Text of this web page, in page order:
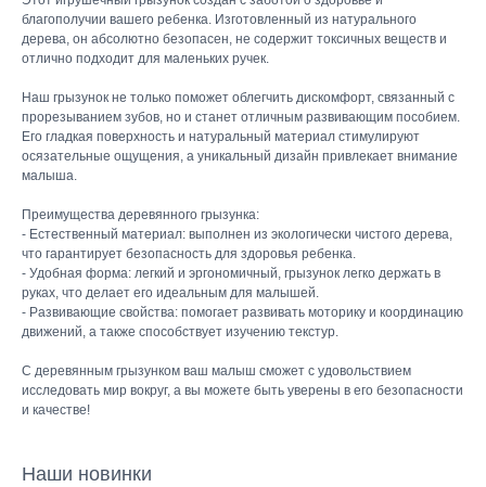
благополучии вашего ребенка. Изготовленный из натурального
дерева, он абсолютно безопасен, не содержит токсичных веществ и
отлично подходит для маленьких ручек.
Наш грызунок не только поможет облегчить дискомфорт, связанный с
прорезыванием зубов, но и станет отличным развивающим пособием.
Его гладкая поверхность и натуральный материал стимулируют
осязательные ощущения, а уникальный дизайн привлекает внимание
малыша.
Преимущества деревянного грызунка:
- Естественный материал: выполнен из экологически чистого дерева,
что гарантирует безопасность для здоровья ребенка.
- Удобная форма: легкий и эргономичный, грызунок легко держать в
руках, что делает его идеальным для малышей.
- Развивающие свойства: помогает развивать моторику и координацию
движений, а также способствует изучению текстур.
С деревянным грызунком ваш малыш сможет с удовольствием
исследовать мир вокруг, а вы можете быть уверены в его безопасности
и качестве!
Наши новинки
Летняя
Зимняя
Демисезонная
Готовые подборки
Комплекты на выписку
КАТАЛОГ